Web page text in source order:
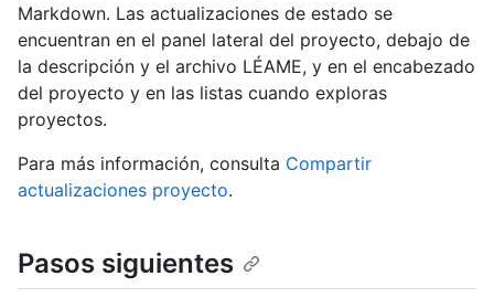
Markdown. Las actualizaciones de estado se
encuentran en el panel lateral del proyecto, debajo de
la descripción y el archivo LÉAME, y en el encabezado
del proyecto y en las listas cuando exploras
proyectos.
Para más información, consulta Compartir
actualizaciones proyecto.
Pasos siguientes